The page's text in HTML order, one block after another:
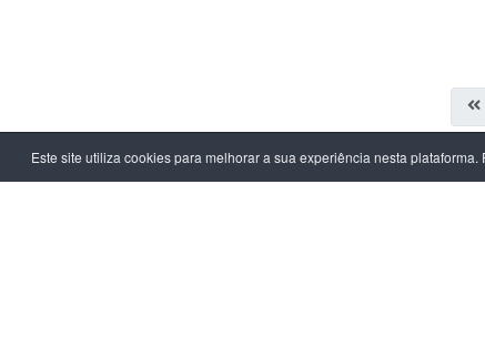
Este site utiliza cookies para melhorar a sua experiência nesta